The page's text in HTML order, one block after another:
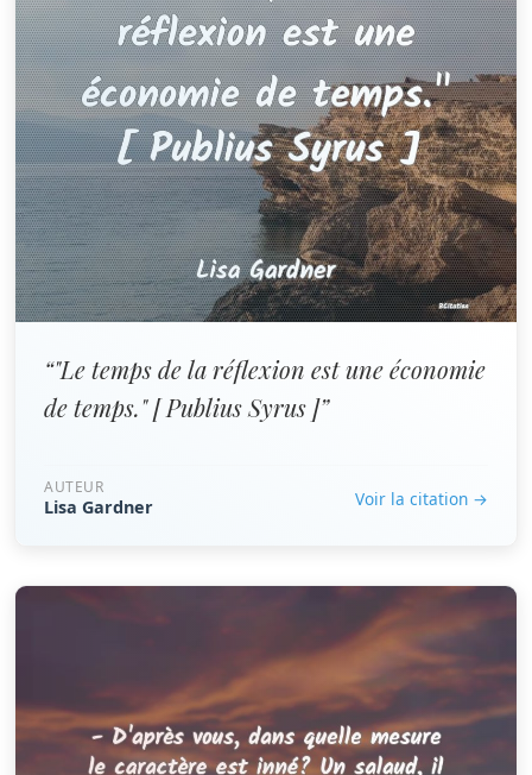
“"Le temps de la réflexion est une économie
de temps." [ Publius Syrus ]”
AUTEUR
Lisa Gardner Voir la citation →